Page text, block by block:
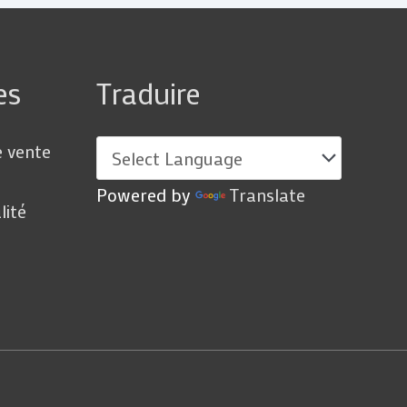
vente
Traduire
Powered by Translate